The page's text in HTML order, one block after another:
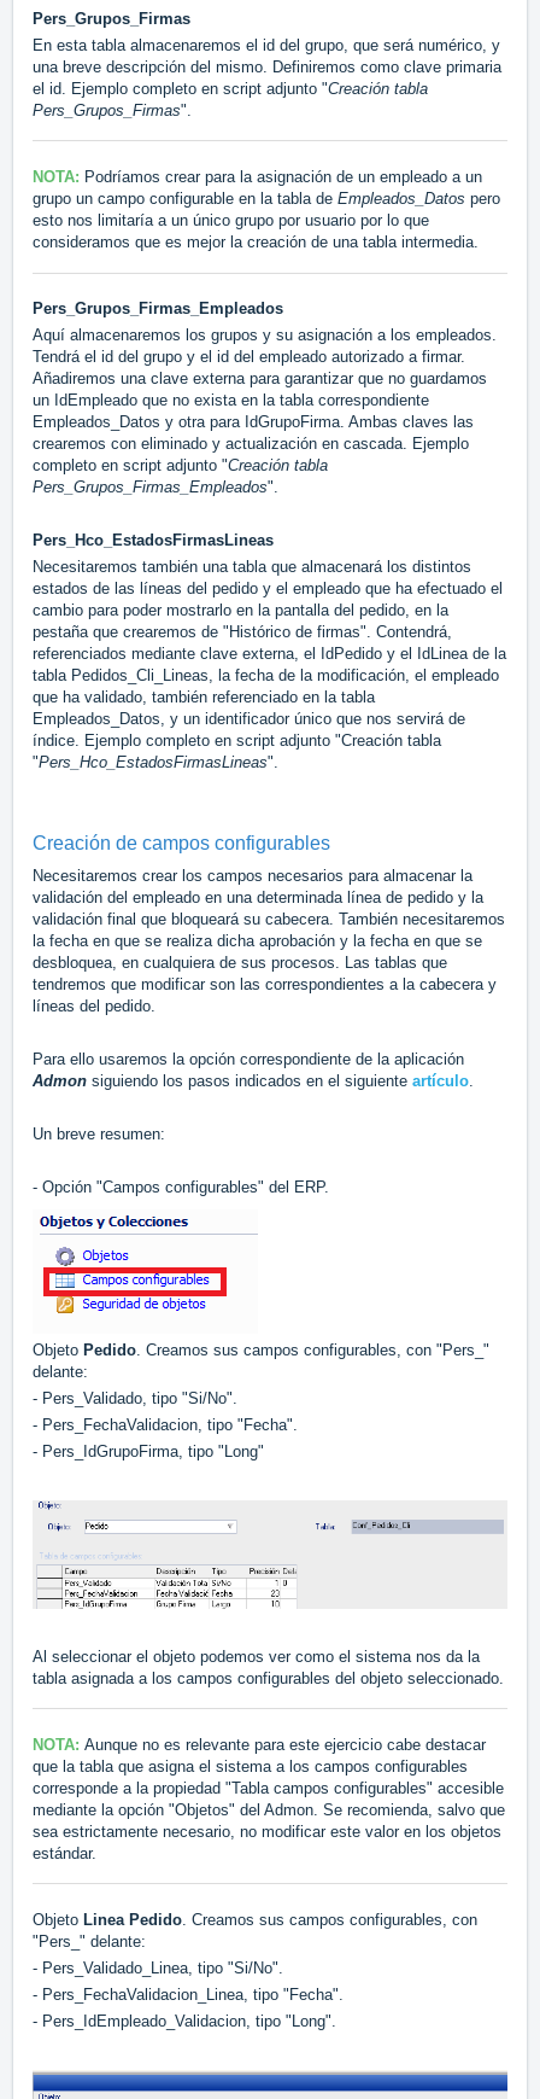
Pers_Grupos_Firmas
En esta tabla almacenaremos el id del grupo, que será numérico, y
una breve descripción del mismo. Definiremos como clave primaria
el id. Ejemplo completo en script adjunto "Creación tabla
Pers_Grupos_Firmas".
NOTA: Podríamos crear para la asignación de un empleado a un
grupo un campo configurable en la tabla de Empleados_Datos pero
esto nos limitaría a un único grupo por usuario por lo que
consideramos que es mejor la creación de una tabla intermedia.
Pers_Grupos_Firmas_Empleados
Aquí almacenaremos los grupos y su asignación a los empleados.
Tendrá el id del grupo y el id del empleado autorizado a firmar.
Añadiremos una clave externa para garantizar que no guardamos
un IdEmpleado que no exista en la tabla correspondiente
Empleados_Datos y otra para IdGrupoFirma. Ambas claves las
crearemos con eliminado y actualización en cascada. Ejemplo
completo en script adjunto "Creación tabla
Pers_Grupos_Firmas_Empleados".
Pers_Hco_EstadosFirmasLineas
Necesitaremos también una tabla que almacenará los distintos
estados de las líneas del pedido y el empleado que ha efectuado el
cambio para poder mostrarlo en la pantalla del pedido, en la
pestaña que crearemos de "Histórico de firmas". Contendrá,
referenciados mediante clave externa, el IdPedido y el IdLinea de la
tabla Pedidos_Cli_Lineas, la fecha de la modificación, el empleado
que ha validado, también referenciado en la tabla
Empleados_Datos, y un identificador único que nos servirá de
índice. Ejemplo completo en script adjunto "Creación tabla
"Pers_Hco_EstadosFirmasLineas".
Creación de campos configurables
Necesitaremos crear los campos necesarios para almacenar la
validación del empleado en una determinada línea de pedido y la
validación final que bloqueará su cabecera. También necesitaremos
la fecha en que se realiza dicha aprobación y la fecha en que se
desbloquea, en cualquiera de sus procesos. Las tablas que
tendremos que modificar son las correspondientes a la cabecera y
líneas del pedido.
Para ello usaremos la opción correspondiente de la aplicación
Admon siguiendo los pasos indicados en el siguiente artículo.
Un breve resumen:
- Opción "Campos configurables" del ERP.
Objeto Pedido. Creamos sus campos configurables, con "Pers_"
delante:
- Pers_Validado, tipo "Si/No".
- Pers_FechaValidacion, tipo "Fecha".
- Pers_IdGrupoFirma, tipo "Long"
Al seleccionar el objeto podemos ver como el sistema nos da la
tabla asignada a los campos configurables del objeto seleccionado.
NOTA: Aunque no es relevante para este ejercicio cabe destacar
que la tabla que asigna el sistema a los campos configurables
corresponde a la propiedad "Tabla campos configurables" accesible
mediante la opción "Objetos" del Admon. Se recomienda, salvo que
sea estrictamente necesario, no modificar este valor en los objetos
estándar.
Objeto Linea Pedido. Creamos sus campos configurables, con
"Pers_" delante:
- Pers_Validado_Linea, tipo "Si/No".
- Pers_FechaValidacion_Linea, tipo "Fecha".
- Pers_IdEmpleado_Validacion, tipo "Long".